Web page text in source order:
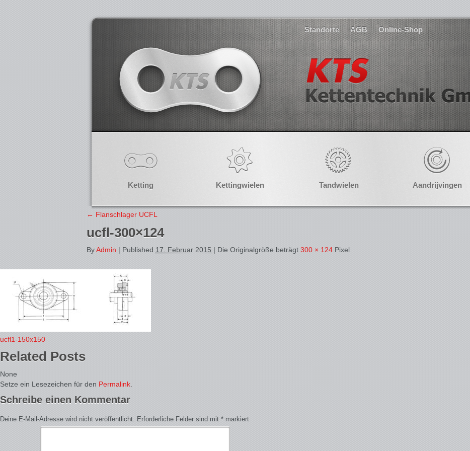
Standorte AGB Online-Shop
Ketting Kettingwielen Tandwielen Aandrijvingen
← Flanschlager UCFL
ucfl-300×124
ByAdmin | Published 17. Februar 2015 | Die Originalgröße beträgt 300 × 124 Pixel
ucfl1-150x150
Related Posts
None
Setze ein Lesezeichen für den Permalink
Schreibe einen Kommentar
Deine E-Mail-Adresse wird nicht veröffentlicht. Erforderliche Felder sind mit * markiert